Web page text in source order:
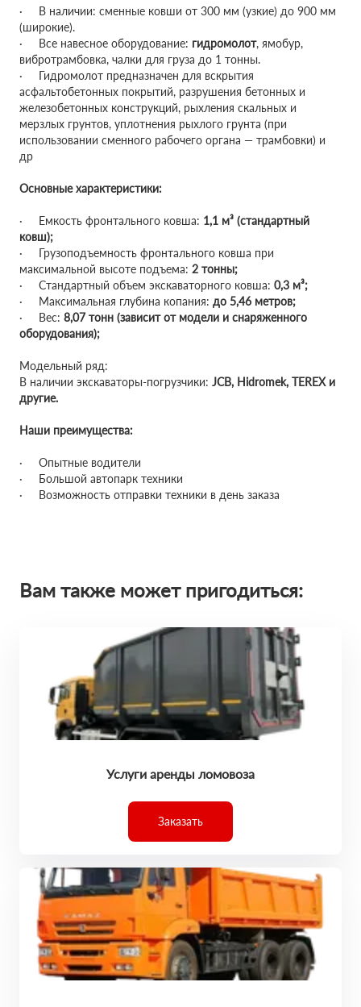
· В наличии: сменные ковши от 300 мм (узкие) до 900 мм
(широкие).
· Все навесное оборудование: гидромолот, ямобур,
вибротрамбовка, чалки для груза до 1 тонны.
· Гидромолот предназначен для вскрытия
асфальтобетонных покрытий, разрушения бетонных и
железобетонных конструкций, рыхления скальных и
мерзлых грунтов, уплотнения рыхлого грунта (при
использовании сменного рабочего органа — трамбовки) и
др
Основные характеристики:
· Емкость фронтального ковша: 1,1 м³ (стандартный
ковш);
· Грузоподъемность фронтального ковша при
максимальной высоте подъема: 2 тонны;
· Стандартный объем экскаваторного ковша: 0,3 м³;
· Максимальная глубина копания: до 5,46 метров;
· Вес: 8,07 тонн (зависит от модели и снаряженного
оборудования);
Модельный ряд:
В наличии экскаваторы-погрузчики: JCB, Hidromek, TEREX и
другие.
Наши преимущества:
· Опытные водители
· Большой автопарк техники
· Возможность отправки техники в день заказа
Вам также может пригодиться:
Услуги аренды ломовоза
Заказать